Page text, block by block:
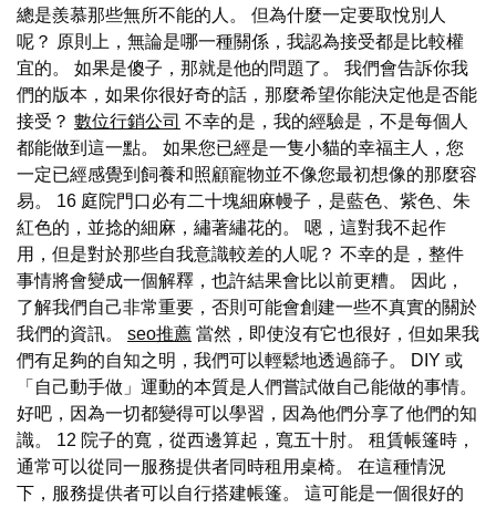
總是羨慕那些無所不能的人。 但為什麼一定要取悅別人
呢？ 原則上，無論是哪一種關係，我認為接受都是比較權
宜的。 如果是傻子，那就是他的問題了。 我們會告訴你我
們的版本，如果你很好奇的話，那麼希望你能決定他是否能
接受？ 數位行銷公司 不幸的是，我的經驗是，不是每個人
都能做到這一點。 如果您已經是一隻小貓的幸福主人，您
一定已經感覺到飼養和照顧寵物並不像您最初想像的那麼容
易。 16 庭院門口必有二十塊細麻幔子，是藍色、紫色、朱
紅色的，並捻的細麻，繡著繡花的。 嗯，這對我不起作
用，但是對於那些自我意識較差的人呢？ 不幸的是，整件
事情將會變成一個解釋，也許結果會比以前更糟。 因此，
了解我們自己非常重要，否則可能會創建一些不真實的關於
我們的資訊。 seo推薦 當然，即使沒有它也很好，但如果我
們有足夠的自知之明，我們可以輕鬆地透過篩子。 DIY 或
「自己動手做」運動的本質是人們嘗試做自己能做的事情。
好吧，因為一切都變得可以學習，因為他們分享了他們的知
識。 12 院子的寬，從西邊算起，寬五十肘。 租賃帳篷時，
通常可以從同一服務提供者同時租用桌椅。 在這種情況
下，服務提供者可以自行搭建帳篷。 這可能是一個很好的